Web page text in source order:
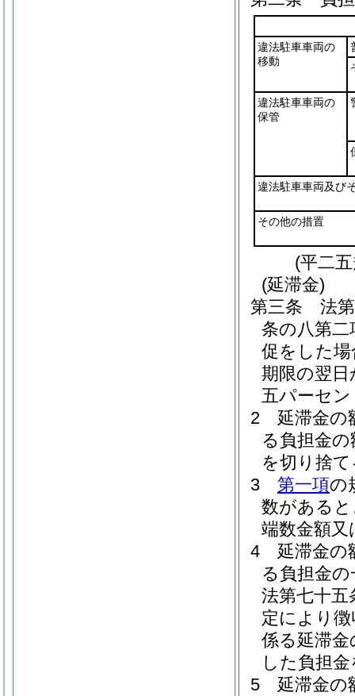
違法駐車車両の
移動
違法駐車車両の
保管
違法駐車車両及び
その他の措置
(平二
(延滞金)
第三条
法
条の八第
促をした
期限の翌
五パーセ
2
延滞金の
る負担金
を切り捨
3
第一項の
数がある
端数金額
4
延滞金の
る負担金
法第七十
定により
係る延滞
した負担
5
延滞金の